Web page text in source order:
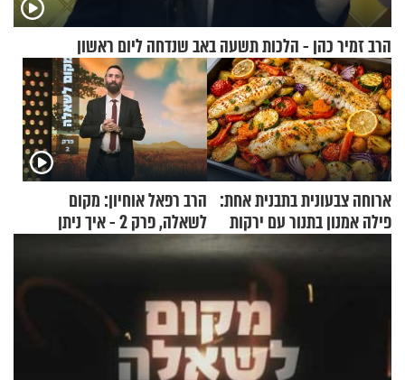
הרב זמיר כהן - הלכות תשעה באב שנדחה ליום ראשון
ארוחה צבעונית בתבנית אחת:
פילה אמנון בתנור עם ירקות
הרב רפאל אוחיון: מקום
לשאלה, פרק 2 - איך ניתן
להוכיח שהתורה משמיים?